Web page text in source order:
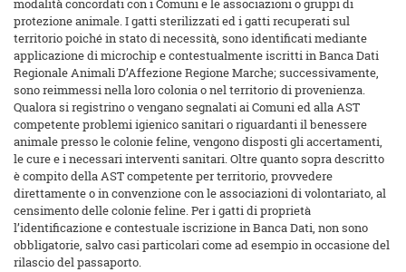
modalità concordati con i Comuni e le associazioni o gruppi di
protezione animale. I gatti sterilizzati ed i gatti recuperati sul
territorio poiché in stato di necessità, sono identificati mediante
applicazione di microchip e contestualmente iscritti in Banca Dati
Regionale Animali D’Affezione Regione Marche; successivamente,
sono reimmessi nella loro colonia o nel territorio di provenienza.
Qualora si registrino o vengano segnalati ai Comuni ed alla AST
competente problemi igienico sanitari o riguardanti il benessere
animale presso le colonie feline, vengono disposti gli accertamenti,
le cure e i necessari interventi sanitari. Oltre quanto sopra descritto
è compito della AST competente per territorio, provvedere
direttamente o in convenzione con le associazioni di volontariato, al
censimento delle colonie feline. Per i gatti di proprietà
l’identificazione e contestuale iscrizione in Banca Dati, non sono
obbligatorie, salvo casi particolari come ad esempio in occasione del
rilascio del passaporto.